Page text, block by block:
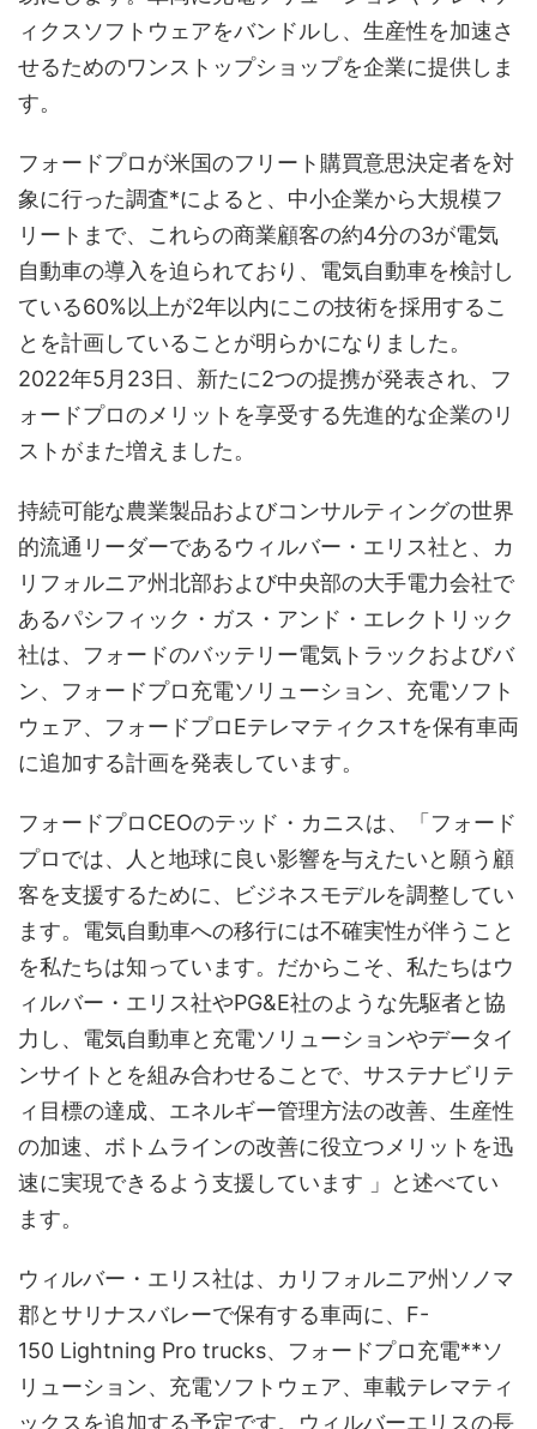
ィクスソフトウェアをバンドルし、生産性を加速さ
せるためのワンストップショップを企業に提供しま
す。
フォードプロが米国のフリート購買意思決定者を対
象に行った調査*によると、中小企業から大規模フ
リートまで、これらの商業顧客の約4分の3が電気
自動車の導入を迫られており、電気自動車を検討し
ている60%以上が2年以内にこの技術を採用するこ
とを計画していることが明らかになりました。
2022年5月23日、新たに2つの提携が発表され、フ
ォードプロのメリットを享受する先進的な企業のリ
ストがまた増えました。
持続可能な農業製品およびコンサルティングの世界
的流通リーダーであるウィルバー・エリス社と、カ
リフォルニア州北部および中央部の大手電力会社で
あるパシフィック・ガス・アンド・エレクトリック
社は、フォードのバッテリー電気トラックおよびバ
ン、フォードプロ充電ソリューション、充電ソフト
ウェア、フォードプロEテレマティクス†を保有車両
に追加する計画を発表しています。
フォードプロCEOのテッド・カニスは、「フォード
プロでは、人と地球に良い影響を与えたいと願う顧
客を支援するために、ビジネスモデルを調整してい
ます。電気自動車への移行には不確実性が伴うこと
を私たちは知っています。だからこそ、私たちはウ
ィルバー・エリス社やPG&E社のような先駆者と協
力し、電気自動車と充電ソリューションやデータイ
ンサイトとを組み合わせることで、サステナビリテ
ィ目標の達成、エネルギー管理方法の改善、生産性
の加速、ボトムラインの改善に役立つメリットを迅
速に実現できるよう支援しています 」と述べてい
ます。
ウィルバー・エリス社は、カリフォルニア州ソノマ
郡とサリナスバレーで保有する車両に、F-
150 Lightning Pro trucks、フォードプロ充電**ソ
リューション、充電ソフトウェア、車載テレマティ
ックスを追加する予定です。ウィルバーエリスの長